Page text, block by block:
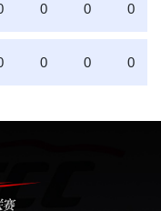
0 0 0
0 0 0